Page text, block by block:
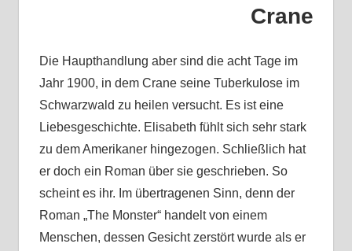
Crane
Die Haupthandlung aber sind die acht Tage im
Jahr 1900, in dem Crane seine Tuberkulose im
Schwarzwald zu heilen versucht. Es ist eine
Liebesgeschichte. Elisabeth fühlt sich sehr stark
zu dem Amerikaner hingezogen. Schließlich hat
er doch ein Roman über sie geschrieben. So
scheint es ihr. Im übertragenen Sinn, denn der
Roman „The Monster“ handelt von einem
Menschen, dessen Gesicht zerstört wurde als er